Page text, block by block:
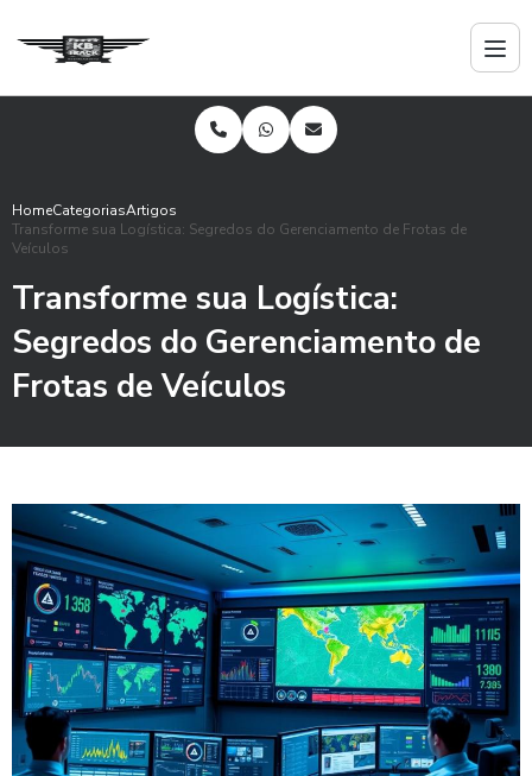
HomeCategoriasArtigos
Transforme sua Logística: Segredos do Gerenciamento de Frotas de
Veículos
Transforme sua Logística:
Segredos do Gerenciamento de
Frotas de Veículos